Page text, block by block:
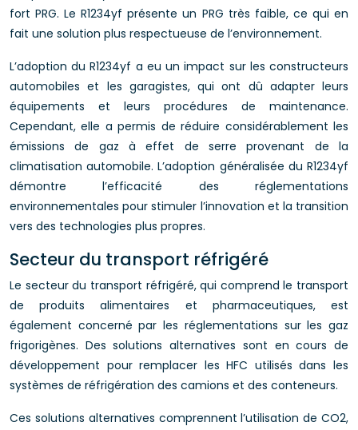
fort PRG. Le R1234yf présente un PRG très faible, ce qui en
fait une solution plus respectueuse de l’environnement.
L’adoption du R1234yf a eu un impact sur les constructeurs
automobiles et les garagistes, qui ont dû adapter leurs
équipements et leurs procédures de maintenance.
Cependant, elle a permis de réduire considérablement les
émissions de gaz à effet de serre provenant de la
climatisation automobile. L’adoption généralisée du R1234yf
démontre l’efficacité des réglementations
environnementales pour stimuler l’innovation et la transition
vers des technologies plus propres.
Secteur du transport réfrigéré
Le secteur du transport réfrigéré, qui comprend le transport
de produits alimentaires et pharmaceutiques, est
également concerné par les réglementations sur les gaz
frigorigènes. Des solutions alternatives sont en cours de
développement pour remplacer les HFC utilisés dans les
systèmes de réfrigération des camions et des conteneurs.
Ces solutions alternatives comprennent l’utilisation de CO2,